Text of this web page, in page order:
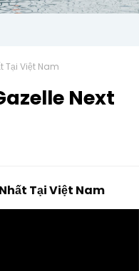
Tại Việt Nam
Next
Tại Việt Nam